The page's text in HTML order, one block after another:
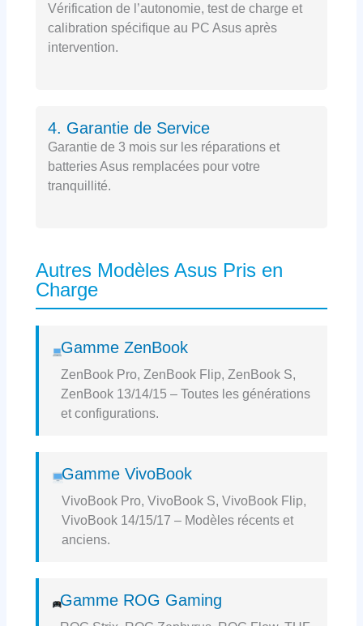
Vérification de l’autonomie, test de charge et
calibration spécifique au PC Asus après
intervention.
4. Garantie de Service
Garantie de 3 mois sur les réparations et
batteries Asus remplacées pour votre
tranquillité.
Autres Modèles Asus Pris en
Charge
Gamme ZenBook
ZenBook Pro, ZenBook Flip, ZenBook S,
ZenBook 13/14/15 – Toutes les générations
et configurations.
Gamme VivoBook
VivoBook Pro, VivoBook S, VivoBook Flip,
VivoBook 14/15/17 – Modèles récents et
anciens.
Gamme ROG Gaming